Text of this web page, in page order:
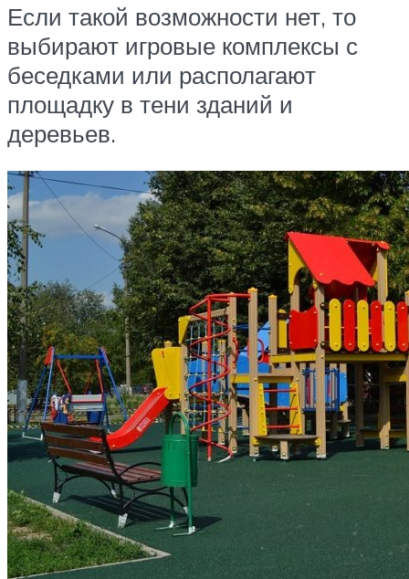
Если такой возможности нет, то
выбирают игровые комплексы с
беседками или располагают
площадку в тени зданий и
деревьев.